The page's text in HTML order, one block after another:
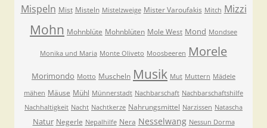
Mispeln Mist Misteln Mistelzweige Mister Varoufakis Mitch Mizzi
Mohn Mohnblüte Mohnblüten Mole West Mond Mondsee
Monika und Maria Monte Oliveto Moosbeeren Morele
Morimondo Motto Muscheln Musik Mut Muttern Mädele
mähen Mäuse Mühl Münnerstadt Nachbarschaft Nachbarschaftshilfe
Nachhaltigkeit Nacht Nachtkerze Nahrungsmittel Narzissen Natascha
Natur Negerle Nepalhilfe Nera Nesselwang Nessun Dorma